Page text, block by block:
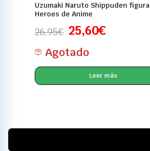
Uzumaki Naruto Shippuden figura
Heroes de Anime
26,95€ 25,60€
Agotado
Leer más